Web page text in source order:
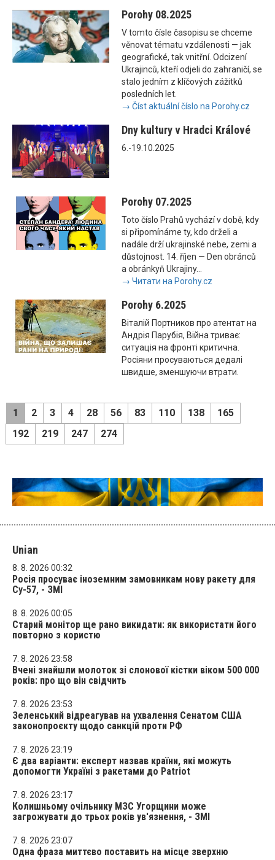
Porohy 08.2025
V tomto čísle časopisu se chceme
věnovat tématu vzdálenosti — jak
geografické, tak vnitřní. Odcizení
Ukrajinců, kteří odjeli do zahraničí, se
stalo jedním z klíčových zážitků
posledních let.
→ Číst aktuální číslo na Porohy.cz
Dny kultury v Hradci Králové
6.-19.10.2025
Porohy 07.2025
Toto číslo Prahů vychází v době, kdy
si připomínáme ty, kdo drželi a
nadále drží ukrajinské nebe, zemi a
důstojnost. 14. říjen — Den obránců
a obránkyň Ukrajiny...
→ Читати на Porohy.cz
Porohy 6.2025
Віталій Портников про атентат на
Андрія Парубія, Війна триває:
ситуація на фронті критична.
Росіяни просуваються дедалі
швидше, зменшуючи втрати.
1 2 3 4 28 56 83 110 138
165
192
219 247 274
Unian
8. 8. 2026 00:32
Росія просуває іноземним замовникам нову ракету для
Су-57, - ЗМІ
8. 8. 2026 00:05
Старий монітор ще рано викидати: як використати його
повторно з користю
7. 8. 2026 23:58
Вчені знайшли молоток зі слонової кістки віком 500 000
років: про що він свідчить
7. 8. 2026 23:53
Зеленський відреагував на ухвалення Сенатом США
законопроєкту щодо санкцій проти РФ
7. 8. 2026 23:19
Є два варіанти: експерт назвав країни, які можуть
допомогти Україні з ракетами до Patriot
7. 8. 2026 23:17
Колишньому очільнику МЗС Угорщини може
загрожувати до трьох років ув'язнення, - ЗМІ
7. 8. 2026 23:07
Одна фраза миттєво поставить на місце зверхню